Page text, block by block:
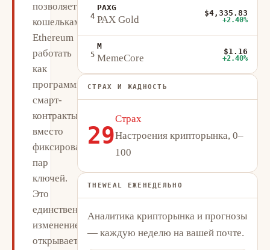
позволяет
кошелькам
Ethereum
работать
как
программируемые
смарт-
контракты
вместо
фиксированных
пар
ключей.
Это
единственное
изменение
открывает
4
PAXG
PAX Gold
$4,335.83
+2.40%
5
M
MemeCore
$1.16
+2.40%
СТРАХ И ЖАДНОСТЬ
29
Страх
Настроения крипторынка, 0–
100
THEWEAL ЕЖЕНЕДЕЛЬНО
Аналитика крипторынка и прогнозы
— каждую неделю на вашей почте.